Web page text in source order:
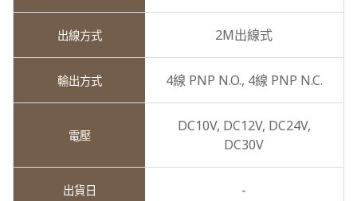
2M出線式
4線 PNP N.O., 4線 PNP N.C.
DC10V, DC12V, DC24V,
DC30V
-